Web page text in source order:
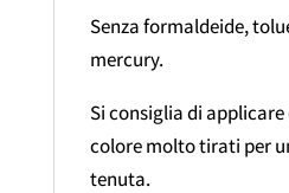
Senza formaldeide,
mercury.
Si consiglia di
colore molto tirati per
tenuta.